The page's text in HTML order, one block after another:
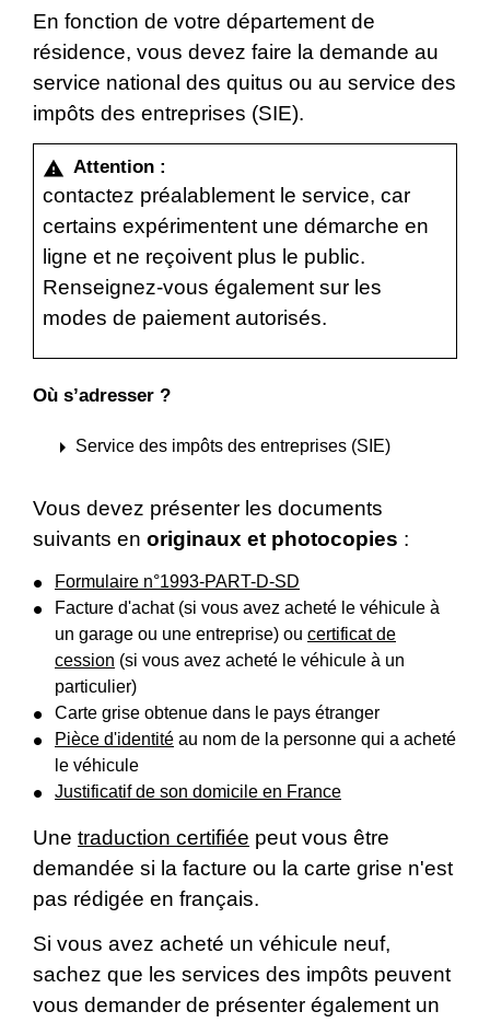
En fonction de votre département de
résidence, vous devez faire la demande au
service national des quitus ou au service des
impôts des entreprises (SIE).
warning Attention :
contactez préalablement le service, car
certains expérimentent une démarche en
ligne et ne reçoivent plus le public.
Renseignez-vous également sur les
modes de paiement autorisés.
Où s’adresser ?
arrow_right Service des impôts des entreprises (SIE)
Vous devez présenter les documents
suivants en originaux et photocopies :
Formulaire n°1993-PART-D-SD
Facture d'achat (si vous avez acheté le véhicule à
un garage ou une entreprise) ou certificat de
cession (si vous avez acheté le véhicule à un
particulier)
Carte grise obtenue dans le pays étranger
Pièce d'identité au nom de la personne qui a acheté
le véhicule
Justificatif de son domicile en France
Une traduction certifiée peut vous être
demandée si la facture ou la carte grise n'est
pas rédigée en français.
Si vous avez acheté un véhicule neuf,
sachez que les services des impôts peuvent
vous demander de présenter également un